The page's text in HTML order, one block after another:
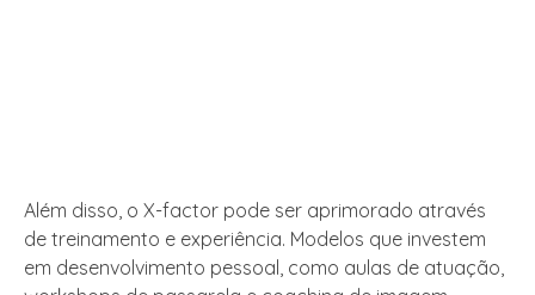
Além disso, o X-factor pode ser aprimorado através
de treinamento e experiência. Modelos que investem
em desenvolvimento pessoal, como aulas de atuação,